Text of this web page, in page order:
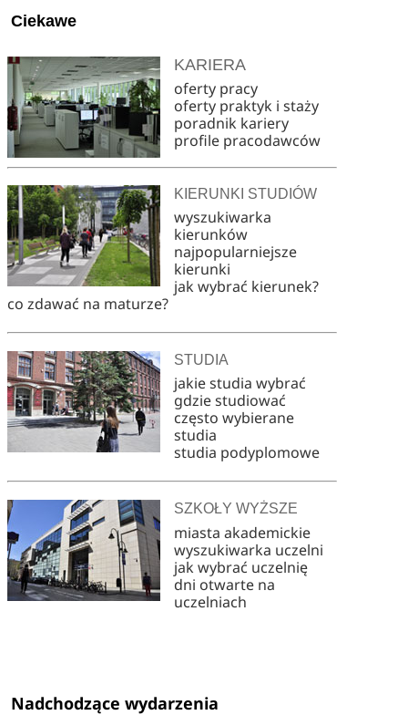
Ciekawe
KARIERA
oferty pracy
oferty praktyk i staży
poradnik kariery
profile pracodawców
KIERUNKI STUDIÓW
wyszukiwarka
kierunków
najpopularniejsze
kierunki
jak wybrać kierunek?
co zdawać na maturze?
STUDIA
jakie studia wybrać
gdzie studiować
często wybierane
studia
studia podyplomowe
SZKOŁY WYŻSZE
miasta akademickie
wyszukiwarka uczelni
jak wybrać uczelnię
dni otwarte na
uczelniach
Nadchodzące wydarzenia